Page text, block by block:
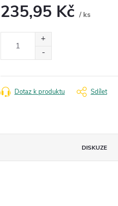
235,95 Kč / ks
Dotaz k produktu Sdílet
DISKUZE